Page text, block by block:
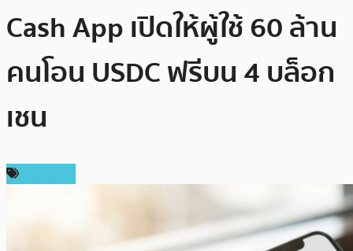
Cash App เปิดให้ผู้ใช้ 60 ล้าน
คนโอน USDC ฟรีบน 4 บล็อก
เชน